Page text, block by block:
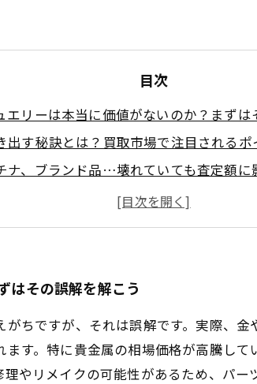
目次
エリーは本当に価値がないのか？まずは
出す秘訣とは？買取市場で注目されるポ
ナ、ブランド品…壊れていても査定額に
依頼する方法と、買取時に注意すべき落
イクで価値を高める可能性！壊れたジ
！壊れたジュエリーの買取で損をしない
はその誤解を解こう
ちですが、それは誤解です。実際、金
す。特に貴金属の相場価格が高騰し
やリメイクの可能性があるため、パ